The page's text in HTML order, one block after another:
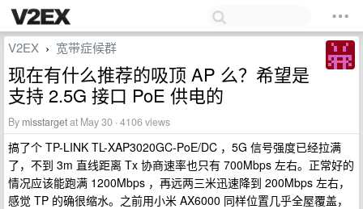
V2EX › 宽带症候群
现在有什么推荐的吸顶 AP 么？希望是
支持 2.5G 接口 PoE 供电的
By misstargetat May 30 · 4106 views
搞了个 TP-LINK TL-XAP3020GC-PoE/DC ，5G 信号强度已经拉满
了，不到 3m 直线距离 Tx 协商速率也只有 700Mbps 左右。正常好的
情况应该能跑满 1200Mbps ，再远两三米迅速降到 200Mbps 左右，
感觉 TP 的确很缩水。之前用小米 AX6000 同样位置几乎全屋覆盖，